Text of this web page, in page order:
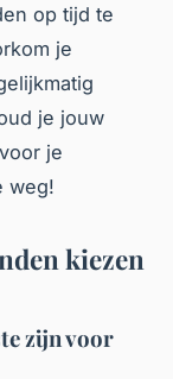
op tijd te
je
je jouw
je
weg!
kiezen
zijn voor